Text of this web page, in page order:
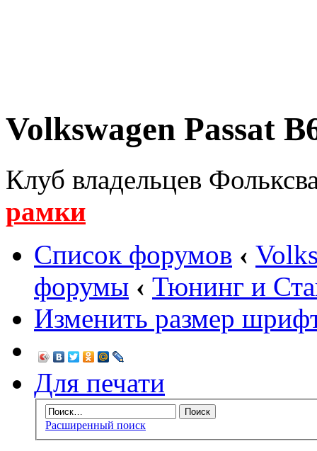
Volkswagen Passat
Клуб владельцев
рамки
Список форумов ‹
форумы ‹ Тюнинг и
Изменить размер
Для печати
Расширенный поиск